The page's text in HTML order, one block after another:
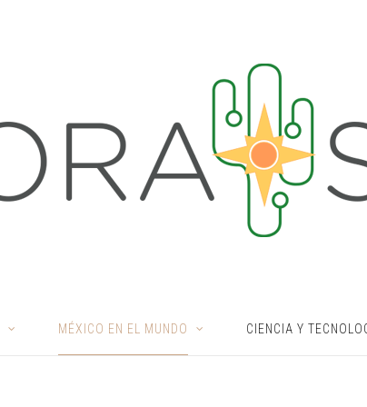
MÉXICO EN EL MUNDO CIENCIA Y